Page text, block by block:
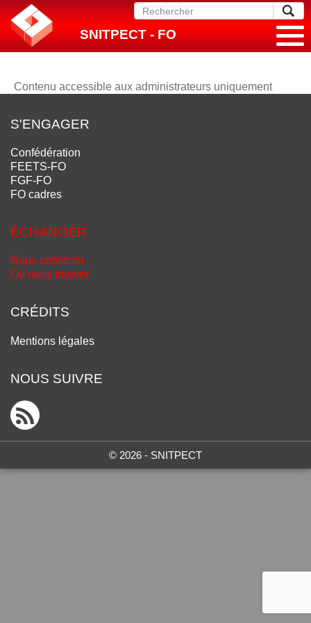
SNITPECT - FO
Contenu accessible aux administrateurs uniquement
S'ENGAGER
Confédération
FEETS-FO
FGF-FO
FO cadres
ÉCHANGER
Nous contacter
Où nous trouver
CRÉDITS
Mentions légales
NOUS SUIVRE
© 2026 - SNITPECT